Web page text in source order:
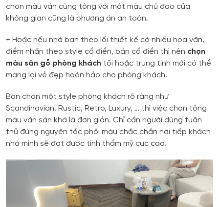
chọn màu ván cùng tông với một màu chủ đạo của
không gian cũng là phương án an toàn.
+ Hoặc nếu nhà bạn theo lối thiết kế có nhiều hoa văn,
điểm nhấn theo style cổ điển, bán cổ điển thì nên chọn
màu sàn gỗ phòng khách tối hoặc trung tính mới có thể
mang lại vẻ đẹp hoàn hảo cho phòng khách.
Bạn chọn một style phòng khách rõ ràng như
Scandinavian, Rustic, Retro, Luxury, … thì việc chọn tông
màu ván sàn khá là đơn giản. Chỉ cần người dùng tuân
thủ đúng nguyên tắc phối màu chắc chắn nơi tiếp khách
nhà mình sẽ đạt được tính thẩm mỹ cực cao.